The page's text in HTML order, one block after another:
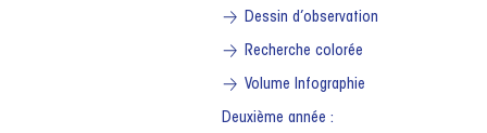
Dessin d’observation
Recherche colorée
Volume Infographie
Deuxième année :